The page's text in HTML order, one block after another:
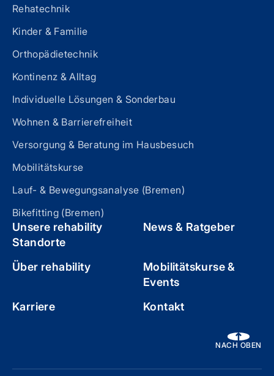
Rehatechnik
Kinder & Familie
Orthopädietechnik
Kontinenz & Alltag
Individuelle Lösungen & Sonderbau
Wohnen & Barrierefreiheit
Versorgung & Beratung im Hausbesuch
Mobilitätskurse
Lauf- & Bewegungsanalyse (Bremen)
Bikefitting (Bremen)
Unsere rehability
Standorte
News & Ratgeber
Über rehability
Mobilitätskurse &
Events
Karriere
Kontakt
NACH OBEN